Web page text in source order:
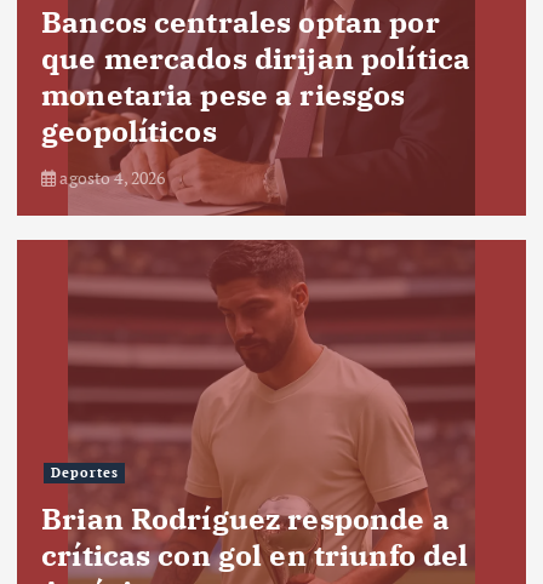
Bancos centrales optan por
que mercados dirijan política
monetaria pese a riesgos
geopolíticos
agosto 4, 2026
Deportes
Brian Rodríguez responde a
críticas con gol en triunfo del